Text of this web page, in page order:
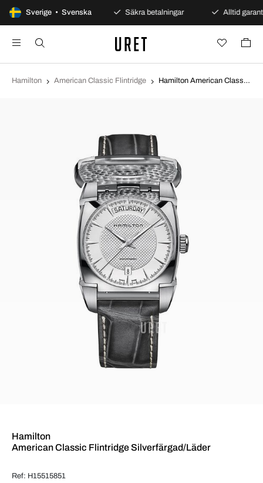
Sverige • Svenska
100 dagars öppet köp Säkra betalningar Alltid garanti
Hamilton American Classic Flintridge Hamilton American Classic Flintridge Silverfärgad/Läder H15515851
Hamilton
American Classic Flintridge Silverfärgad/Läder
Ref: H15515851